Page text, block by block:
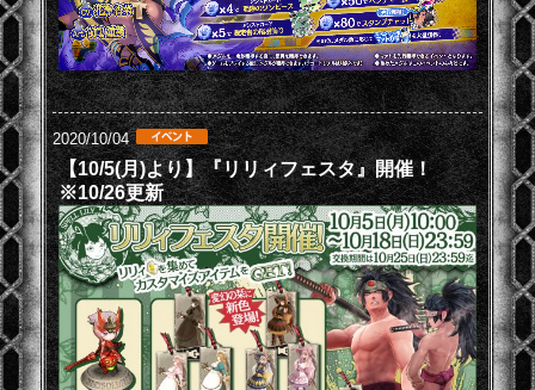
2020/10/04
【10/5(月)より】『リリィフェスタ』開催！
※10/26更新